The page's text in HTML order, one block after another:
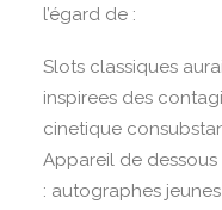
l’égard de :
Slots classiques
inspirees des
cinetique
Appareil de dessous
: autographes